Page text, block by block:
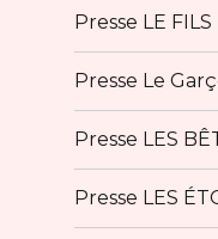
Presse LE FILS
Presse Le
Presse LES
Presse LES